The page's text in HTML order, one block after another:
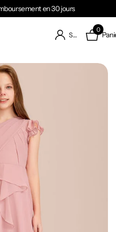
en 30 jours
S'identifier
0